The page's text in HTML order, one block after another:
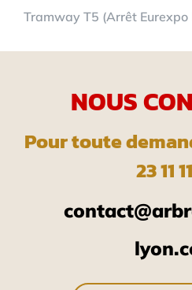
Tramway T5 (Arrêt
NOUS
Pour toute
23 11